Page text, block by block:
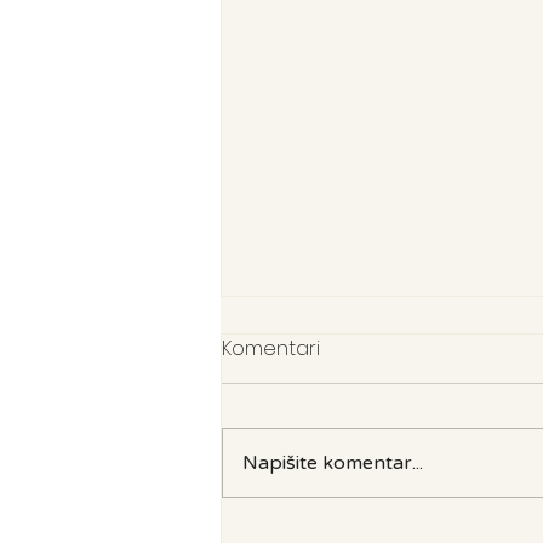
Komentari
Napišite komentar...